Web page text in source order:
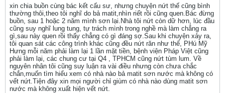
xin chia buồn cùng bác kết cấu sư, nhưng chuyện nứt thế cũng bình
thường thôi,theo tôi nghĩ do bả matit,nhìn riết rồi cũng quen.Bác đừng
buồn, sau 1 hoặc 2 năm mình sơn lại.Nhà tôi nứt còn dữ hơn, lúc đầu
cũng suy nghĩ lung tung, tự trách mình trong nghề mà làm chẳng ra
gì,sau này quen rồi thấy chẳng có gì đáng sợ.Sau khi chuyện xảy ra,
tôi quan sát các công trình khác cũng đều nứt răn như thế, PHú Mỹ
Hưng mỗi năm phải làm lại 1 lần mặt tiền, bệnh viện Pháp Việt cũng
phải làm lại, các chung cư tại Q4 , TPHCM cũng nứt tùm lum. Về
nguyên nhân tôi cũng suy luận ra vài điều nhưng còn chưa chắc
chắn,muốn tìm hiểu xem có nhà nào bả matit sơn nước mà không có
vết nứt.Tiện đây xin mọi người chỉ giùm có nhà nào dùng matit sơn
nước mà không xuất hiện vết nứt.